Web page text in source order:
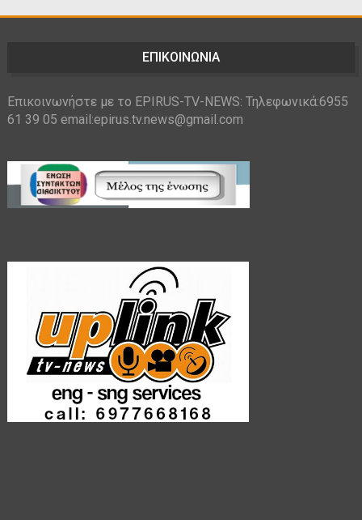
ΕΠΙΚΟΙΝΩΝΙΑ
Επικοινωνήστε με το EPIRUS-TV-NEWS: Τηλεφωνικά:6955
61 39 05 email:epirus.tv.news@gmail.com